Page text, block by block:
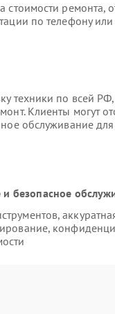
ремонта,
по телефону
техники по всей
Клиенты могут
обслуживание
безопасное